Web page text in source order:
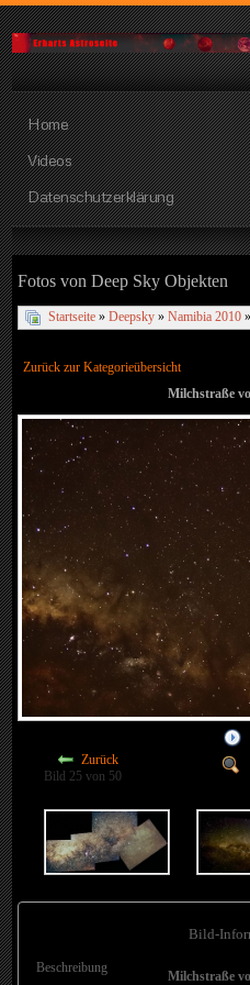
Home
Videos
Datenschutzerklärung
Fotos von Deep Sky Objekten
Startseite »Deepsky »Namibia 2010
Zurück zur Kategorieübersicht
Milchstraße
Zurück
Bild 25 von 50
Bild-
Beschreibung
Milchstraße